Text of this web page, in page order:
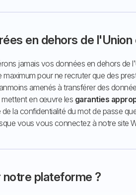
en dehors de l'Union
jamais vos données en dehors de
pour ne recruter que des
amenés à transférer des
mettent en œuvre les garanties
la confidentialité du mot de passe
vous vous connectez à notre site
notre plateforme ?